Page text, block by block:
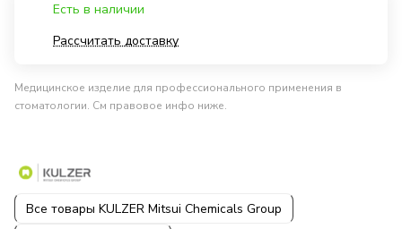
Есть в наличии
Рассчитать доставку
Медицинское изделие для профессионального применения в
стоматологии. См правовое инфо ниже.
Все товары KULZER Mitsui Chemicals Group